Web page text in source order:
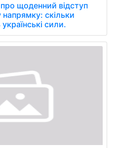
щоденний відступ
скільки
сили.